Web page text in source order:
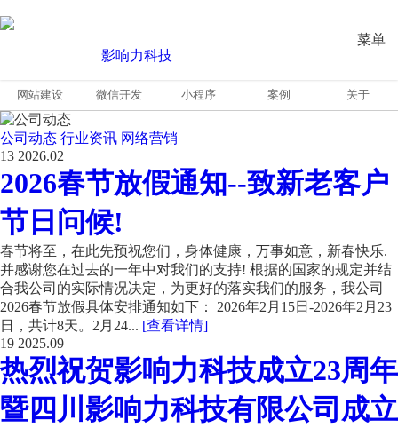
菜单
网站建设 微信开发 小程序 案例 关于
公司动态 行业资讯 网络营销
13 2026.02
2026春节放假通知--致新老客户
节日问候!
春节将至，在此先预祝您们，身体健康，万事如意，新春快乐.
并感谢您在过去的一年中对我们的支持! 根据的国家的规定并结
合我公司的实际情况决定，为更好的落实我们的服务，我公司
2026春节放假具体安排通知如下： 2026年2月15日-2026年2月23
日，共计8天。2月24... [查看详情]
19 2025.09
热烈祝贺影响力科技成立23周年
暨四川影响力科技有限公司成立